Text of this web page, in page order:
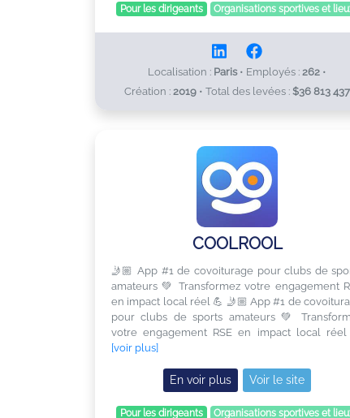
Pour les dirigeants Organisations sportives et
Localisation : Paris • Employés : 262 •
Création : 2019 • Total des levées : $36 813 437
COOLROOL
🤳🏼 App #1 de covoiturage pour clubs de
amateurs 💚 Transformez votre engagement
en impact local réel 💪 🤳🏼 App #1 de
pour clubs de sports amateurs 💚
votre engagement RSE en impact local réel
[voir plus]
En voir plus Voir le site
Pour les dirigeants Organisations sportives et